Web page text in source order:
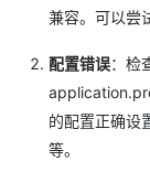
提示 无法打开到
刚刚操作有误，
但是在本地部署
不知道是不是编码
兼容。可以尝
配置错误：检
的配置正确设
等。